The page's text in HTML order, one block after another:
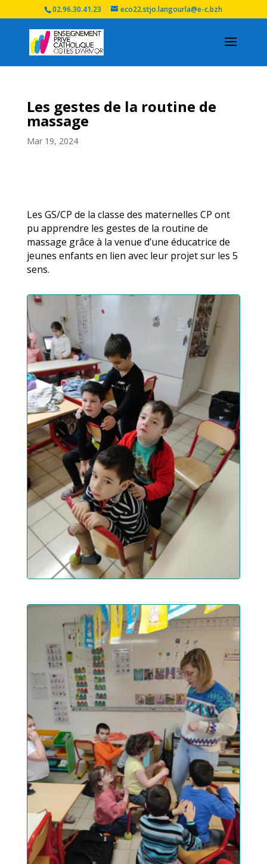
02.96.30.41.23 eco22.stjo.langourla@e-c.bzh
Les gestes de la routine de
massage
Mar 19, 2024
Les GS/CP de la classe des maternelles CP ont
pu apprendre les gestes de la routine de
massage grâce à la venue d’une éducatrice de
jeunes enfants en lien avec leur projet sur les 5
sens.